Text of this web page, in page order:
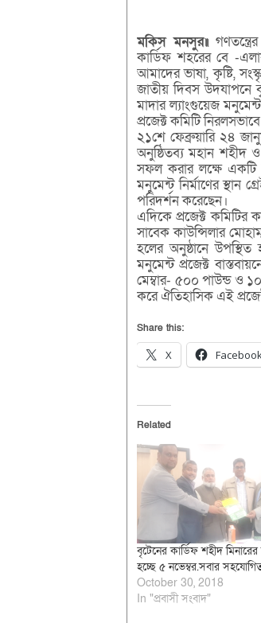
মকিস মনসুর॥
কার্ডিফ শহরের বে -
আমাদের ভাষা, কৃষ্টি,
জাতীয় দিবস উদযাপনে
মাদার ল্যাংগুয়েজ
প্রজেক্ট কমিটি
২১শে ফেব্রুয়ারি ২৪
অনুষ্ঠিতব্য মহান শহীদ
সফল করার লক্ষে একটি
মনুমেন্ট নির্মাণের স্থান
পরিদর্শন করেছেন।
এদিকে প্রজেক্ট
সাবেক কাউন্সিলার
হলের অনুষ্ঠানে
মনুমেন্ট প্রজেক্ট
মেম্বার- ৫০০ পাউন্ড ও
করে ঐতিহাসিক এই
Share this:
X
Related
বৃটেনের কার্ডিফ শহীদ
হচ্ছে ৫ নভেম্বর.সবার
October 30, 2018
In "প্রবাসী সংবাদ"